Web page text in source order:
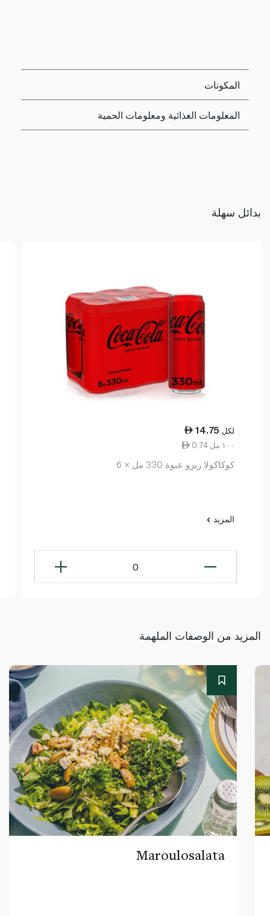
المكونات
المعلومات الغذائية ومعلومات الحمية
بدائل سهلة
14.75 لكل
0.74 ١٠٠ مل
كوكاكولا زيرو عبوة 330 مل × 6
المزيد
0
المزيد من الوصفات الملهمة
Maroulosalata